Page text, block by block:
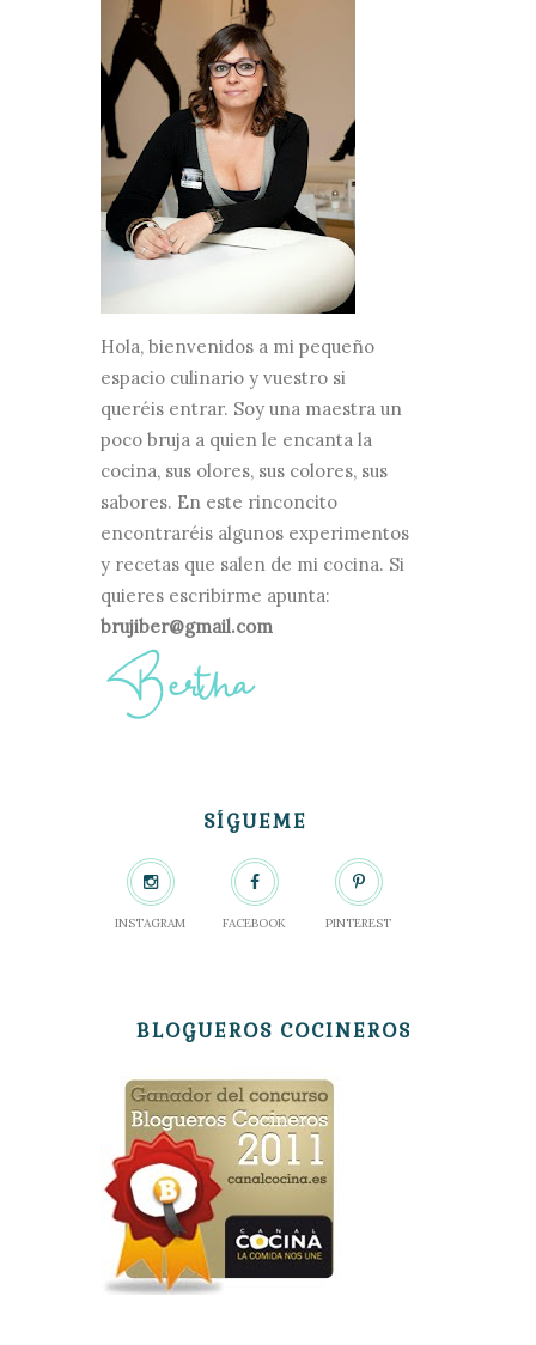
Hola, bienvenidos a mi pequeño
espacio culinario y vuestro si
queréis entrar. Soy una maestra un
poco bruja a quien le encanta la
cocina, sus olores, sus colores, sus
sabores. En este rinconcito
encontraréis algunos experimentos
y recetas que salen de mi cocina. Si
quieres escribirme apunta:
brujiber@gmail.com
SÍGUEME
INSTAGRAM FACEBOOK PINTEREST
BLOGUEROS COCINEROS